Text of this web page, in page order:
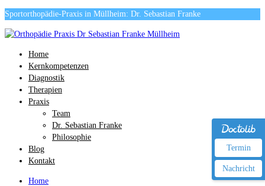
Sportorthopädie-Praxis in Müllheim: Dr. Sebastian Franke
Home
Kernkompetenzen
Diagnostik
Therapien
Praxis
Team
Dr. Sebastian Franke
Philosophie
Blog
Kontakt
Home
Termin
Nachricht